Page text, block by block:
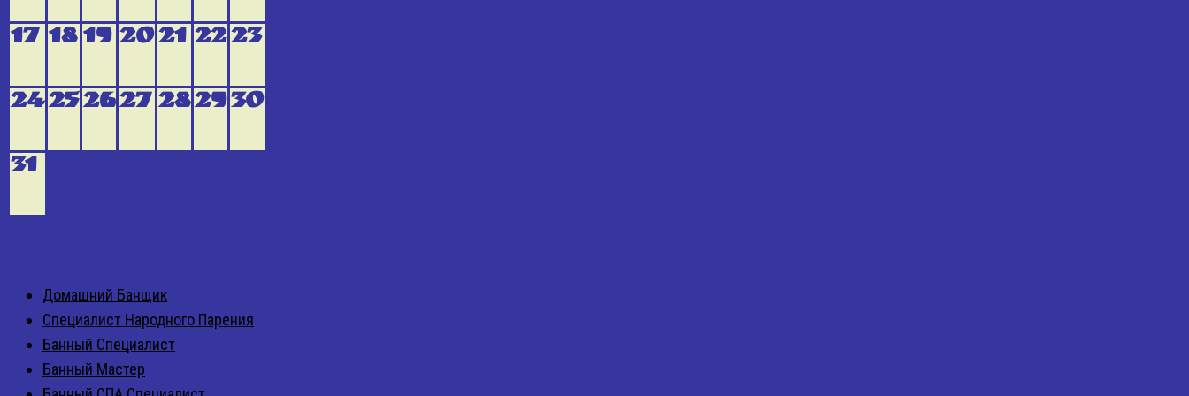
17 18 19 2021 2223
24252627 282930
31
Домашний Банщик
Специалист Народного Парения
Банный Специалист
Банный Мастер